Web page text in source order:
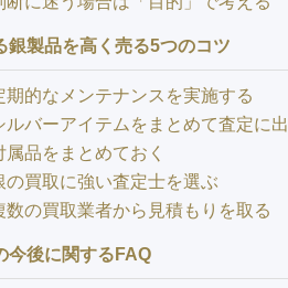
銀製品を高く売る5つのコツ
期的なメンテナンスを実施する
ルバーアイテムをまとめて査定に
属品をまとめておく
の買取に強い査定士を選ぶ
数の買取業者から見積もりを取る
今後に関するFAQ